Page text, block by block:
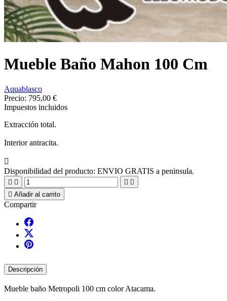
Mueble Baño Mahon 100 Cm
Aquablasco
Precio: 795,00 €
Impuestos incluidos
Extracción total.
Interior antracita.

Disponibilidad del producto: ENVIO GRATIS a peninsula.
   
 Añadir al carrito
Compartir
Descripción
Mueble baño Metropoli 100 cm color Atacama.